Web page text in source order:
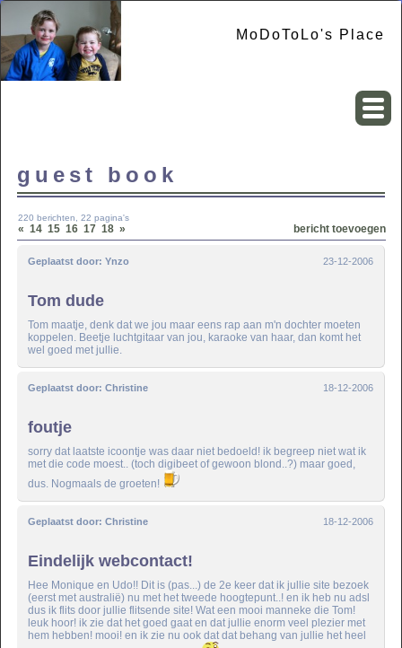
MoDoToLo's Place
guest book
220 berichten, 22 pagina's
bericht toevoegen
« 14 15 16 17 18 »
23-12-2006
Geplaatst door: Ynzo
Tom dude
Tom maatje, denk dat we jou maar eens rap aan m'n dochter moeten
koppelen. Beetje luchtgitaar van jou, karaoke van haar, dan komt het
wel goed met jullie.
18-12-2006
Geplaatst door: Christine
foutje
sorry dat laatste icoontje was daar niet bedoeld! ik begreep niet wat ik
met die code moest.. (toch digibeet of gewoon blond..?) maar goed,
dus. Nogmaals de groeten!
18-12-2006
Geplaatst door: Christine
Eindelijk webcontact!
Hee Monique en Udo!! Dit is (pas...) de 2e keer dat ik jullie site bezoek
(eerst met australië) nu met het tweede hoogtepunt..! en ik heb nu adsl
dus ik flits door jullie flitsende site! Wat een mooi manneke die Tom!
leuk hoor! ik zie dat het goed gaat en dat jullie enorm veel plezier met
hem hebben! mooi! en ik zie nu ook dat dat behang van jullie het heel